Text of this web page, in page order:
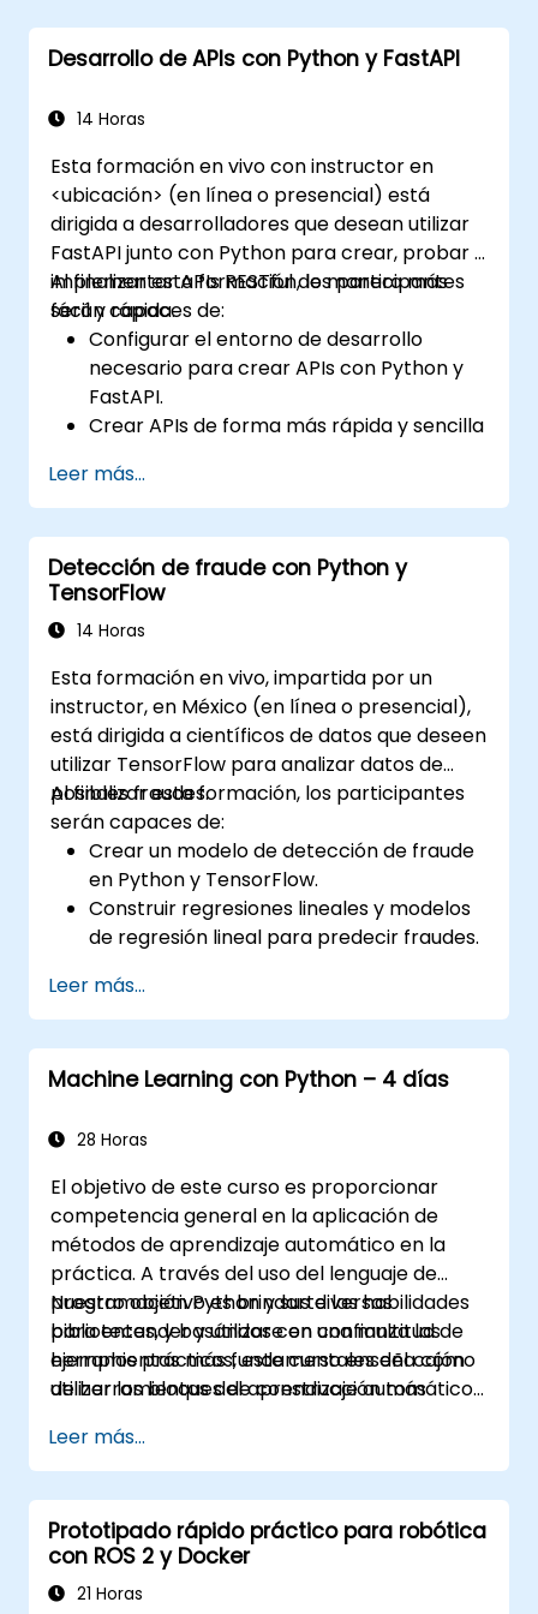
FastAPI.
Descubrir cómo diseñar aplicaciones
Desarrollar, probar e implementar
back-end) utilizando el stack FARM.
Desarrollo de APIs con Python y FastAPI
14 Horas
Esta formación en vivo con instructor en
<ubicación> (en línea o presencial) está
dirigida a desarrolladores que desean utilizar
FastAPI junto con Python para crear, probar e
implementar APIs RESTful de manera más
fácil y rápida.
Al finalizar esta formación, los participantes
serán capaces de:
Configurar el entorno de desarrollo
necesario para crear APIs con Python y
FastAPI.
Crear APIs de forma más rápida y sencilla
Aprender a crear modelos de datos y
esquemas basados en Pydantic y
OpenAPI.
Conectar APIs a una base de datos
mediante SQLAlchemy.
Implementar seguridad y autenticación
FastAPI.
Crear imágenes de contenedores e
implementar APIs web en un servidor en
la nube.
Leer más...
Detección de fraude con Python y
TensorFlow
14 Horas
Esta formación en vivo, impartida por un
instructor, en México (en línea o presencial),
está dirigida a científicos de datos que deseen
utilizar TensorFlow para analizar datos de
posibles fraudes.
Al finalizar esta formación, los participantes
serán capaces de:
Crear un modelo de detección de fraude
en Python y TensorFlow.
Construir regresiones lineales y modelos
de regresión lineal para predecir fraudes.
artificial de extremo a extremo para
analizar datos de fraude.
Leer más...
Machine Learning con Python – 4 días
28 Horas
El objetivo de este curso es proporcionar
competencia general en la aplicación de
métodos de aprendizaje automático en la
práctica. A través del uso del lenguaje de
programación Python y sus diversas
bibliotecas, y basándose en una multitud de
ejemplos prácticos, este curso enseña cómo
utilizar los bloques de construcción más
cómo tomar decisiones de modelado de
datos, interpretar las salidas de los algoritmos
y validar los resultados.
Nuestro objetivo es brindarte las habilidades
para entender y utilizar con confianza las
herramientas más fundamentales del cajón
de herramientas del aprendizaje automático
aplicaciones de Ciencia de Datos.
Leer más...
Prototipado rápido práctico para robótica
con ROS 2 y Docker
21 Horas